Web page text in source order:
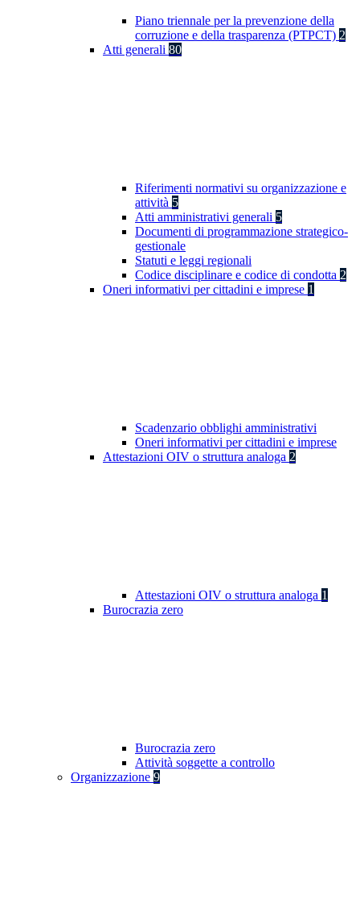
Piano triennale per la prevenzione della
corruzione e della trasparenza (PTPCT) 2
Atti generali 80
Riferimenti normativi su organizzazione e
attività 5
Atti amministrativi generali 5
Documenti di programmazione strategico-
gestionale
Statuti e leggi regionali
Codice disciplinare e codice di condotta 2
Oneri informativi per cittadini e imprese 1
Scadenzario obblighi amministrativi
Oneri informativi per cittadini e imprese
Attestazioni OIV o struttura analoga 2
Attestazioni OIV o struttura analoga 1
Burocrazia zero
Burocrazia zero
Attività soggette a controllo
Organizzazione 9